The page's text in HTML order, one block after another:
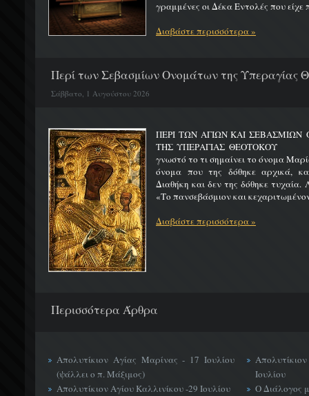
γραμμένες οι Δέκα Εντολές που είχε
Διαβάστε περισσότερα »
Περί των Σεβασμίων Ονομάτων της Υπεραγίας
Σάββατο, 1 Αυγούστου 2026
ΠΕΡΙ ΤΩΝ ΑΓΙΩΝ ΚΑΙ
ΤΗΣ ΥΠΕΡΑΓΙΑΣ ΘΕΟΤΟΚΟΥ
γνωστό το τι σημαίνει το όνομα
όνομα που της δόθηκε αρχικά,
Διαθήκη και δεν της δόθηκε τυχαία.
«Το πανσεβάσμιον και
Διαβάστε περισσότερα »
Περισσότερα Άρθρα
Απολυτίκιον Αγίας Μαρίνας - 17 Ιουλίου
(ψάλλει ο π. Μάξιμος)
Απολυτίκιον Αγίου Καλλινίκου -29 Ιουλίου
Ιουλίου
Ο Διάλογος